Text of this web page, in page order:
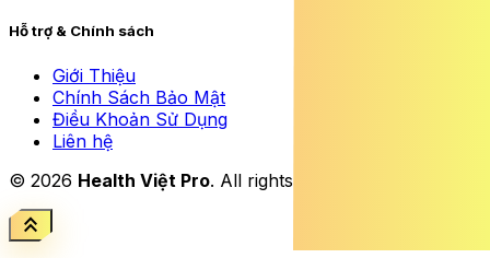
Hỗ trợ & Chính sách
Giới Thiệu
Chính Sách Bảo Mật
Điều Khoản Sử Dụng
Liên hệ
© 2026 Health Việt Pro. All rights reserved.
keyboard_double_arrow_up